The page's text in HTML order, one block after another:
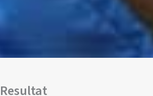
Resultat